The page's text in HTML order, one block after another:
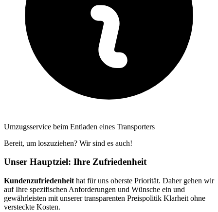
Umzugsservice beim Entladen eines Transporters
Bereit, um loszuziehen? Wir sind es auch!
Unser Hauptziel: Ihre Zufriedenheit
Kundenzufriedenheit hat für uns oberste Priorität. Daher gehen wir
auf Ihre spezifischen Anforderungen und Wünsche ein und
gewährleisten mit unserer transparenten Preispolitik Klarheit ohne
versteckte Kosten.